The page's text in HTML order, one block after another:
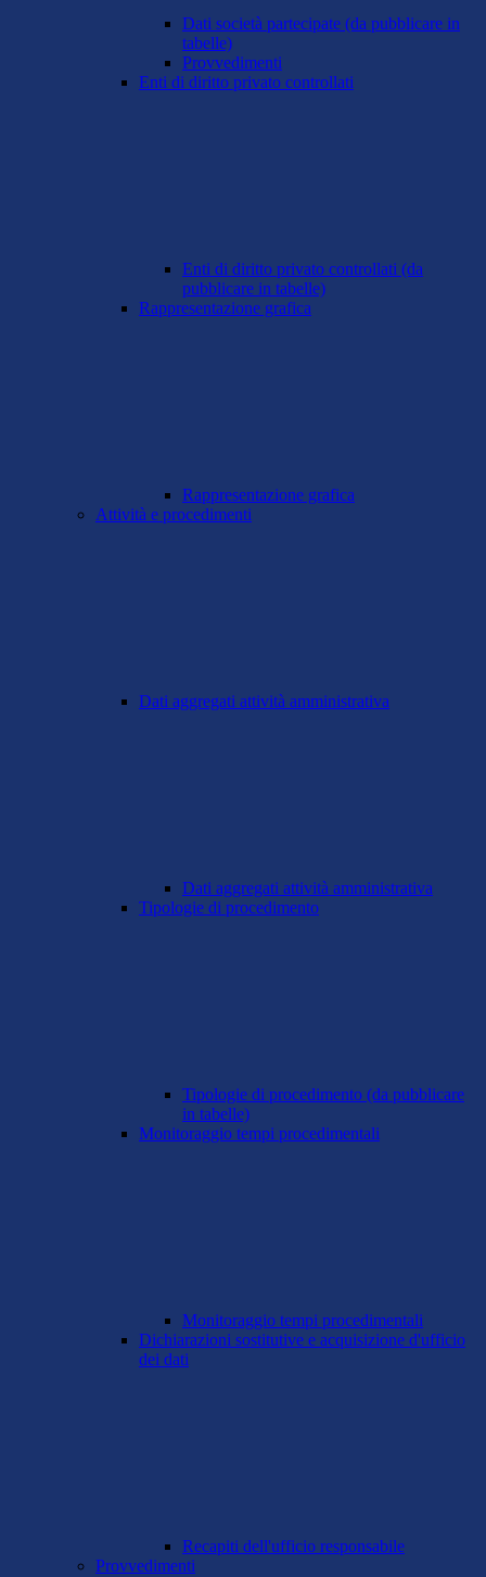
Dati società partecipate (da pubblicare in
tabelle)
Provvedimenti
Enti di diritto privato controllati
Enti di diritto privato controllati (da
pubblicare in tabelle)
Rappresentazione grafica
Rappresentazione grafica
Attività e procedimenti
Dati aggregati attività amministrativa
Dati aggregati attività amministrativa
Tipologie di procedimento
Tipologie di procedimento (da pubblicare
in tabelle)
Monitoraggio tempi procedimentali
Monitoraggio tempi procedimentali
Dichiarazioni sostitutive e acquisizione d'ufficio
dei dati
Recapiti dell'ufficio responsabile
Provvedimenti